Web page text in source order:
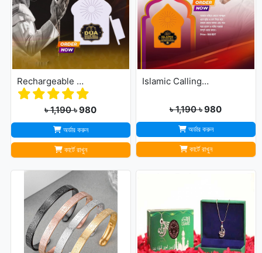
Rechargeable Dua Door Bell
৳ 1,190৳ 980
অর্ডার করুন
কার্টে রাখুন
Islamic Calling Bell
৳ 1,190৳ 980
অর্ডার করুন
কার্টে রাখুন